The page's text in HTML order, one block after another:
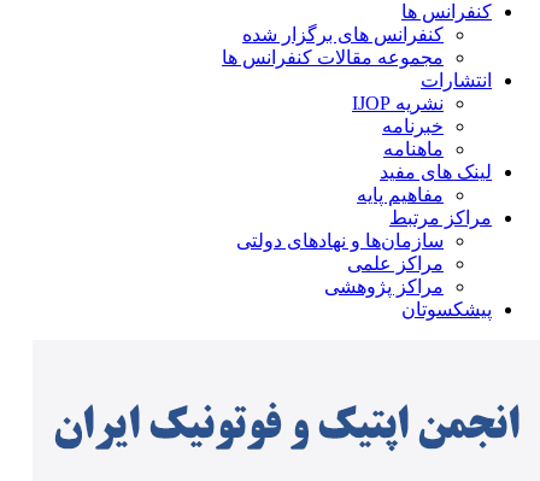
کنفرانس ها
کنفرانس های برگزار شده
مجموعه مقالات کنفرانس ها
انتشارات
نشریه IJOP
خبرنامه
ماهنامه
لینک های مفید
مفاهیم پایه
مراکز مرتبط
سازمان‌ها و نهادهای دولتی
مراکز علمی
مراکز پژوهشی
پیشکسوتان